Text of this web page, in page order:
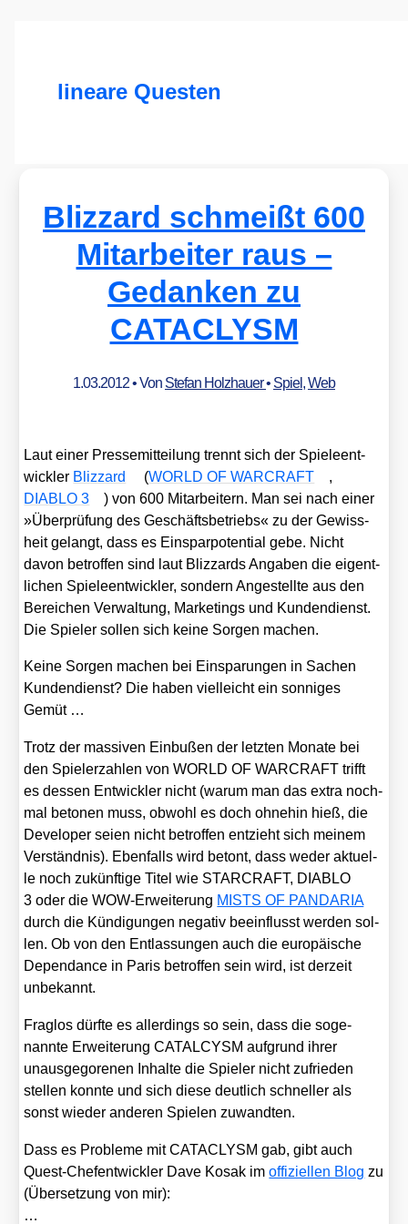
lineare Questen
Blizzard schmeißt 600
Mitarbeiter raus –
Gedanken zu
CATACLYSM
1.03.2012• Von Stefan Holzhauer• Spiel,Web
Laut einer Pres­se­mit­tei­lung trennt sich der Spie­le­ent­
wick­ler Bliz­zard (WORLD OF WARCRAFT
,
DIABLO 3
) von 600 Mit­ar­bei­tern. Man sei nach einer
»Über­prü­fung des Geschäfts­be­triebs« zu der Gewiss­
heit gelangt, dass es Ein­spar­po­ten­ti­al gebe. Nicht
davon betrof­fen sind laut Bliz­zards Anga­ben die eigent­
li­chen Spie­le­ent­wick­ler, son­dern Ange­stell­te aus den
Berei­chen Ver­wal­tung, Mar­ke­tings und Kun­den­dienst.
Die Spie­ler sol­len sich kei­ne Sor­gen machen.
Kei­ne Sor­gen machen bei Ein­spa­run­gen in Sachen
Kun­den­dienst? Die haben viel­leicht ein son­ni­ges
Gemüt …
Trotz der mas­si­ven Ein­bu­ßen der letz­ten Mona­te bei
den Spie­ler­zah­len von WORLD OF WARCRAFT trifft
es des­sen Ent­wick­ler nicht (war­um man das extra noch­
mal beto­nen muss, obwohl es doch ohne­hin hieß, die
Deve­lo­per sei­en nicht betrof­fen ent­zieht sich mei­nem
Ver­ständ­nis). Eben­falls wird betont, dass weder aktu­el­
le noch zukünf­ti­ge Titel wie STARCRAFT, DIABLO
3 oder die WOW-Erwei­te­rung MISTS OF PANDARIA
durch die Kün­di­gun­gen nega­tiv beein­flusst wer­den sol­
len. Ob von den Ent­las­sun­gen auch die euro­päi­sche
Depen­dance in Paris betrof­fen sein wird, ist der­zeit
unbe­kannt.
Frag­los dürf­te es aller­dings so sein, dass die soge­
nann­te Erwei­te­rung CATALCYSM auf­grund ihrer
unaus­ge­go­re­nen Inhal­te die Spie­ler nicht zufrie­den
stel­len konn­te und sich die­se deut­lich schnel­ler als
sonst wie­der ande­ren Spie­len zuwand­ten.
Dass es Pro­ble­me mit CATACLYSM gab, gibt auch
Quest-Chef­ent­wick­ler Dave Kosak imoffi­zi­el­len Blog zu
(Über­set­zung von mir):
…